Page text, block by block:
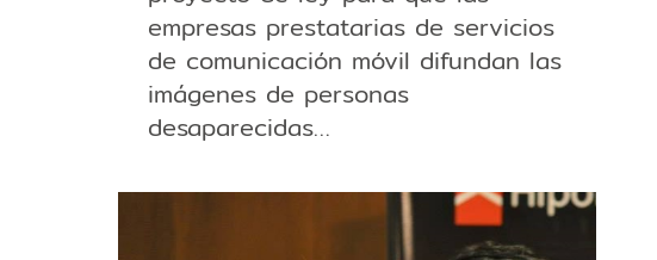
empresas prestatarias de servicios
de comunicación móvil difundan las
imágenes de personas
desaparecidas…